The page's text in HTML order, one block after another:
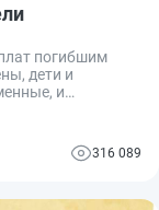
погибшим
дети и
и
семей погибших
в Сирии.316 089